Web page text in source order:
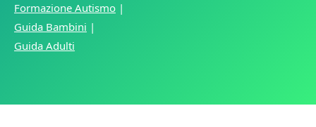
Formazione Autismo |
Guida Bambini |
Guida Adulti